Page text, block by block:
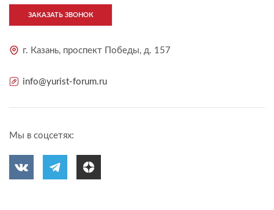
ЗАКАЗАТЬ ЗВОНОК
г. Казань, проспект Победы, д. 157
info@yurist-forum.ru
Мы в соцсетях: